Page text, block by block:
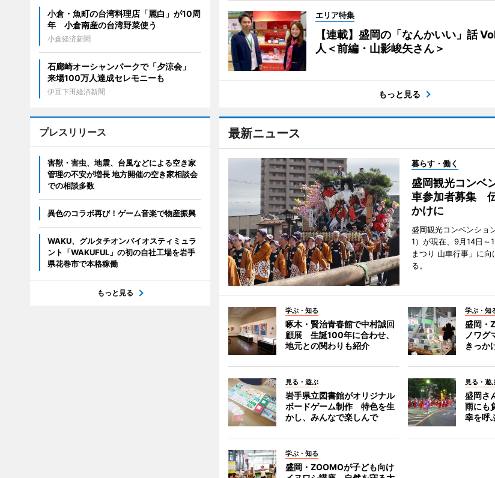
エリア特集
【連載】盛岡の「なんかいい」話
人＜前編・山影峻矢さん＞
もっと見る
最新ニュース
暮らす・働く
盛岡観光コンベ
車参加者募集
かけに
盛岡観光コンベンショ
1）が現在、9月14日～
まつり 山車行事」に
る。
学ぶ・知る
啄木・賢治青春館で中村誠回
顧展 生誕100年に合わせ、
地元との関わりも紹介
学ぶ・知
盛岡・
ノワ
きっか
見る・遊ぶ
岩手県立図書館がオリジナル
ボードゲーム制作 特色を生
かし、みんなで楽しんで
見る・遊
盛岡さ
雨にも
幸を呼
学ぶ・知る
盛岡・ZOOMOが子ども向け
小倉・魚町の台湾料理店「麗白」が10周
年 小倉南産の台湾野菜使う
小倉経済新聞
石廊崎オーシャンパークで「夕涼会」
来場100万人達成セレモニーも
伊豆下田経済新聞
プレスリリース
害獣・害虫、地震、台風などによる空き家
管理の不安が増長 地方開催の空き家相談会
での相談多数
異色のコラボ再び！ゲーム音楽で物産振興
WAKU、グルタチオンバイオスティミュラ
ント「WAKUFUL」の初の自社工場を岩手
県花巻市で本格稼働
もっと見る